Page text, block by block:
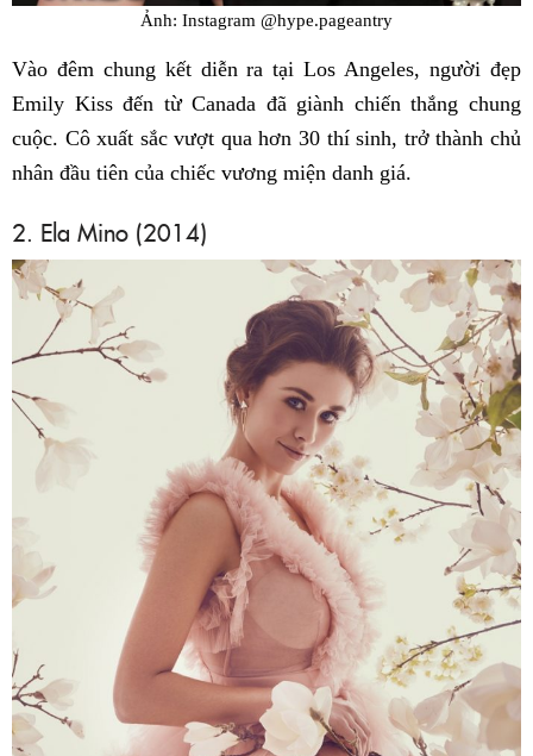
Ảnh: Instagram @hype.pageantry
Vào đêm chung kết diễn ra tại Los Angeles, người đẹp
Emily Kiss đến từ Canada đã giành chiến thắng chung
cuộc. Cô xuất sắc vượt qua hơn 30 thí sinh, trở thành chủ
nhân đầu tiên của chiếc vương miện danh giá.
2. Ela Mino (2014)